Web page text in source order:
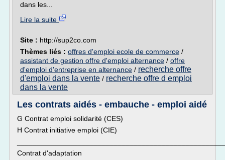
dans les...
Lire la suite
Site : http://sup2co.com
Thèmes liés : offres d'emploi ecole de commerce /
assistant de gestion offre d'emploi alternance / offre
d'emploi d'entreprise en alternance / recherche offre
d'emploi dans la vente / recherche offre d emploi
dans la vente
Les contrats aidés - embauche - emploi aidé
G Contrat emploi solidarité (CES)
H Contrat initiative emploi (CIE)
Contrat d'adaptation